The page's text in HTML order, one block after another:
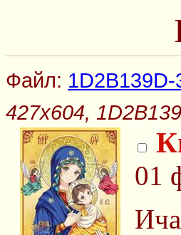
Файл:
427x604,
01